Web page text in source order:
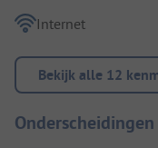
Internet
Bekijk alle 12